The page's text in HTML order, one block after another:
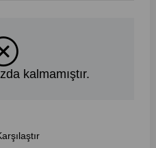
kalmamıştır.